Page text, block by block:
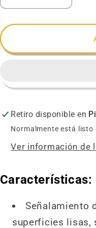
cantidad
para
No
para
No
Retiro disponible en
Normalmente está listo
Ver información de
Características:
Señalamiento
superficies lisas,